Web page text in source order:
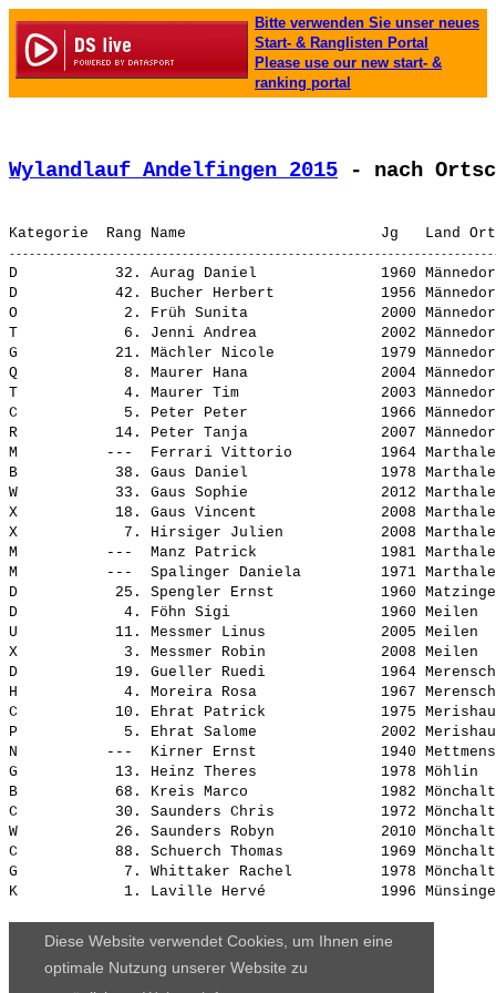
Diese Website verwendet Cookies, um Ihnen eine
optimale Nutzung unserer Website zu
Bitte verwenden Sie unser neues
Start- & Ranglisten Portal
Please use our new start- &
ranking portal
Wylandlauf Andelfingen 2015 - nach
D           32. Aurag Daniel
1960
D           42. Bucher Herbert
1956
O            2. Früh Sunita
2000
T            6. Jenni Andrea
2002
G           21. Mächler Nicole
1979
Q            8. Maurer Hana
2004
T            4. Maurer Tim
2003
C            5. Peter Peter
1966
R           14. Peter Tanja
2007
M          --- Ferrari Vittorio
1964
B           38. Gaus Daniel
1978
W           33. Gaus Sophie
2012
X           18. Gaus Vincent
2008
X            7. Hirsiger Julien
2008
M          --- Manz Patrick
1981
M          --- Spalinger Daniela
1971
D           25. Spengler Ernst
1960
D            4. Föhn Sigi
1960
U           11. Messmer Linus
2005
X            3. Messmer Robin
2008
D           19. Gueller Ruedi
1964
H            4. Moreira Rosa
1967
C           10. Ehrat Patrick
1975
P            5. Ehrat Salome
2002
N          --- Kirner Ernst
1940
G           13. Heinz Theres
1978
B           68. Kreis Marco
1982
C           30. Saunders Chris
1972
W           26. Saunders Robyn
2010
C           88. Schuerch Thomas
1969
G            7. Whittaker Rachel
1978
K            1. Laville Hervé